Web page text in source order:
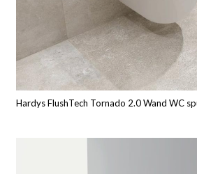
Hardys FlushTech Tornado 2.0 Wand WC